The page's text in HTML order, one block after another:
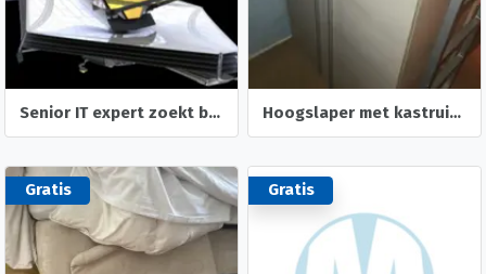
Senior IT expert zoekt betaalbare woning in Deventer Hoogslaper met kastruimte
Gratis Gratis